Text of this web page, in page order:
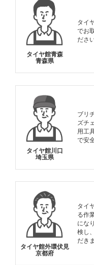
タイヤ館青森
青森県
タイ
でお
ださ
タイヤ館川口
埼玉県
ブリ
ズチ
用工
で安
タイヤ館外環伏見
京都府
タイ
る作
にな
検し
だき